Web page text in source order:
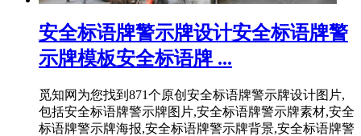
安全标语牌警示牌设计安全标语牌警
示牌模板安全标语牌 ...
觅知网为您找到871个原创安全标语牌警示牌设计图片,
包括安全标语牌警示牌图片,安全标语牌警示牌素材,安全
标语牌警示牌海报,安全标语牌警示牌背景,安全标语牌警